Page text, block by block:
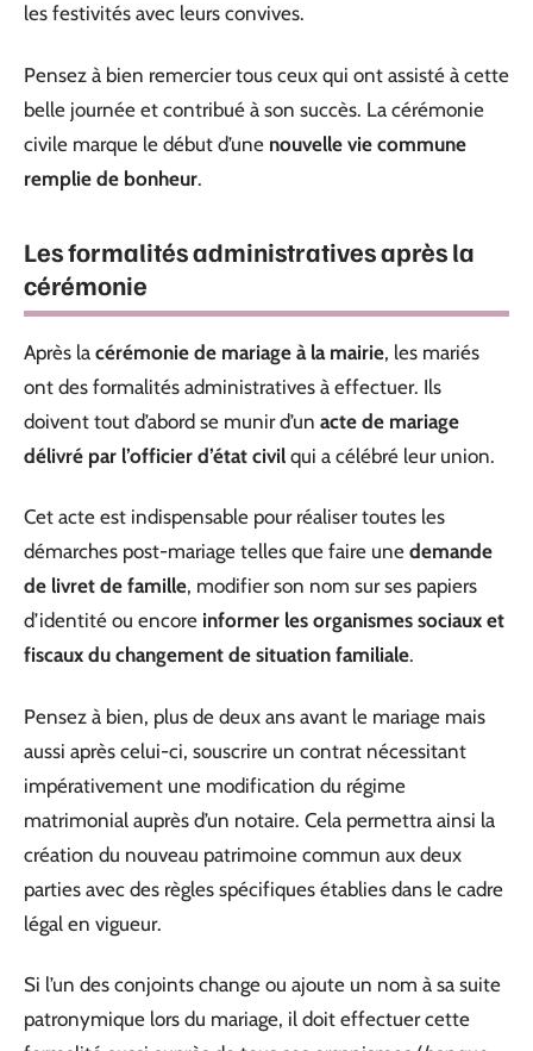
les festivités avec leurs convives.
Pensez à bien remercier tous ceux qui ont assisté à cette
belle journée et contribué à son succès. La cérémonie
civile marque le début d’une nouvelle vie commune
remplie de bonheur.
Les formalités administratives après la
cérémonie
Après la cérémonie de mariage à la mairie, les mariés
ont des formalités administratives à effectuer. Ils
doivent tout d’abord se munir d’un acte de mariage
délivré par l’officier d’état civil qui a célébré leur union.
Cet acte est indispensable pour réaliser toutes les
démarches post-mariage telles que faire une demande
de livret de famille, modifier son nom sur ses papiers
d’identité ou encore informer les organismes sociaux et
fiscaux du changement de situation familiale.
Pensez à bien, plus de deux ans avant le mariage mais
aussi après celui-ci, souscrire un contrat nécessitant
impérativement une modification du régime
matrimonial auprès d’un notaire. Cela permettra ainsi la
création du nouveau patrimoine commun aux deux
parties avec des règles spécifiques établies dans le cadre
légal en vigueur.
Si l’un des conjoints change ou ajoute un nom à sa suite
patronymique lors du mariage, il doit effectuer cette